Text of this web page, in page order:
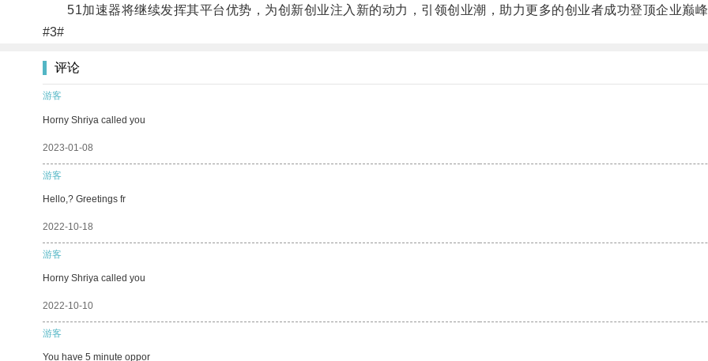
51加速器将继续发挥其平台优势，为创新创业注入新的动力，引领创业潮，助力更多的创业者成功登顶企业巅峰
#3#
评论
游客
Horny Shriya called you
2023-01-08
游客
Hello,? Greetings fr
2022-10-18
游客
Horny Shriya called you
2022-10-10
游客
You have 5 minute oppor